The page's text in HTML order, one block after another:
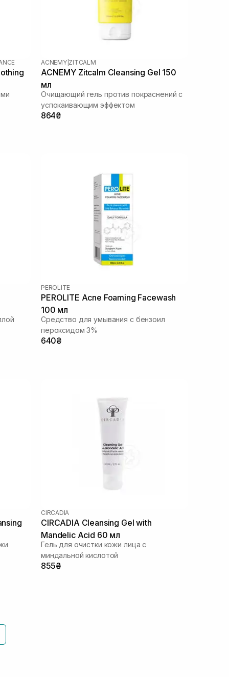
ACNEMY| ZITCALM
ACNEMY Zitcalm Cleansing Gel 150
мл
Очищающий гель против покраснений с
успокаивающим эффектом
864₴
PEROLITE
PEROLITE Acne Foaming Facewash
100 мл
Средство для умывания с бензоил
пероксидом 3%
640₴
CIRCADIA
CIRCADIA Cleansing Gel with
Mandelic Acid 60 мл
Гель для очистки кожи лица с
миндальной кислотой
855₴